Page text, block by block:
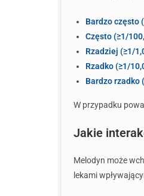
Bardzo często
Często (≥1/
Rzadziej (≥1/
Rzadko (≥1/
Bardzo rzadko
W przypadku
Jakie
Melodyn może
lekami